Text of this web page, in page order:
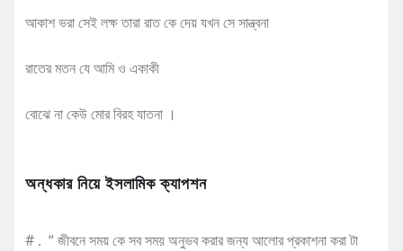
আকাশ ভরা সেই লক্ষ তারা রাত কে দেয় যখন সে সান্ত্বনা
রাতের মতন যে আমি ও একাকী
বোঝে না কেউ মোর বিরহ যাতনা ।
অন্ধকার নিয়ে ইসলামিক ক্যাপশন
# . “ জীবনে সময় কে সব সময় অনুভব করার জন্য আলোর প্রকাশনা করা টা